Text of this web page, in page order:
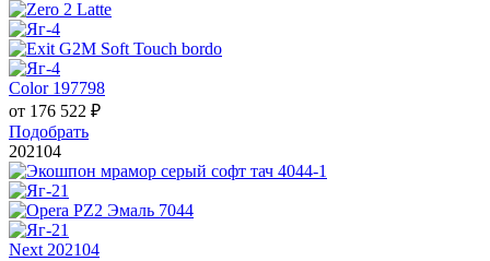
Color 197798
от 176 522 ₽
Подобрать
202104
Next 202104